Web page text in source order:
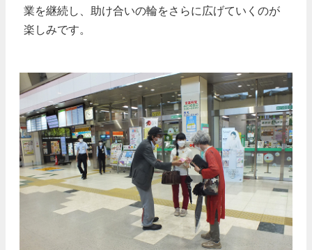
業を継続し、助け合いの輪をさらに広げていくのが
楽しみです。